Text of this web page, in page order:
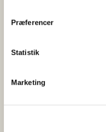
Præferencer
Statistik
Marketing
Download / print
Køb plakaten "Hvor